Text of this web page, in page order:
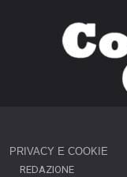
PRIVACY E COOKIE
REDAZIONE